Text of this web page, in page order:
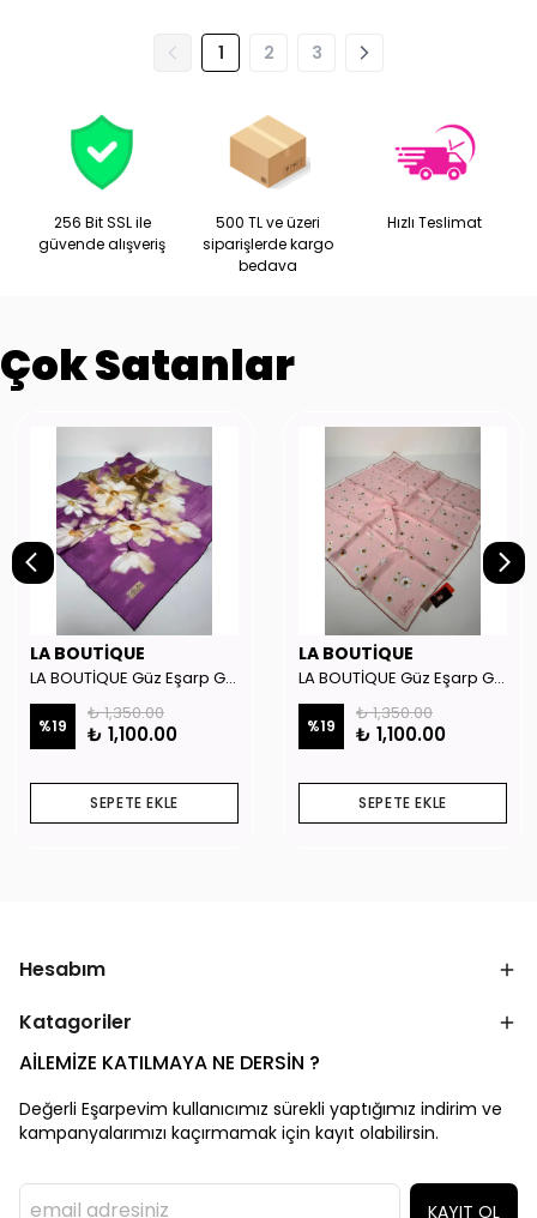
1 2 3
256 Bit SSL ile
güvende alışveriş
500 TL ve üzeri
siparişlerde kargo
bedava
Hızlı Teslimat
Çok Satanlar
LA BOUTİQUE
LA BOUTİQUE Güz Eşarp GYSE262908
%19
₺ 1,350.00
₺ 1,100.00
SEPETE EKLE
LA BOUTİQUE
LA BOUTİQUE Güz Eşarp GYSE130804
%19
₺ 1,350.00
₺ 1,100.00
SEPETE EKLE
Hesabım
Katagoriler
AİLEMİZE KATILMAYA NE DERSİN ?
Değerli Eşarpevim kullanıcımız sürekli yaptığımız indirim ve
kampanyalarımızı kaçırmamak için kayıt olabilirsin.
KAYIT OL